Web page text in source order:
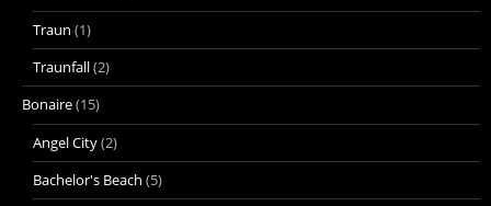
Traun (1)
Traunfall(2)
Bonaire(15)
Angel City(2)
Bachelor's Beach (5)